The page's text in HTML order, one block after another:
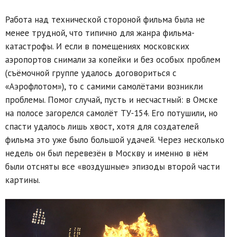
Работа над технической стороной фильма была не
менее трудной, что типично для жанра фильма-
катастрофы. И если в помещениях московских
аэропортов снимали за копейки и без особых проблем
(съёмочной группе удалось договориться с
«Аэрофлотом»), то с самими самолётами возникли
проблемы. Помог случай, пусть и несчастный: в Омске
на полосе загорелся самолёт ТУ-154. Его потушили, но
спасти удалось лишь хвост, хотя для создателей
фильма это уже было большой удачей. Через несколько
недель он был перевезён в Москву и именно в нём
были отсняты все «воздушные» эпизоды второй части
картины.